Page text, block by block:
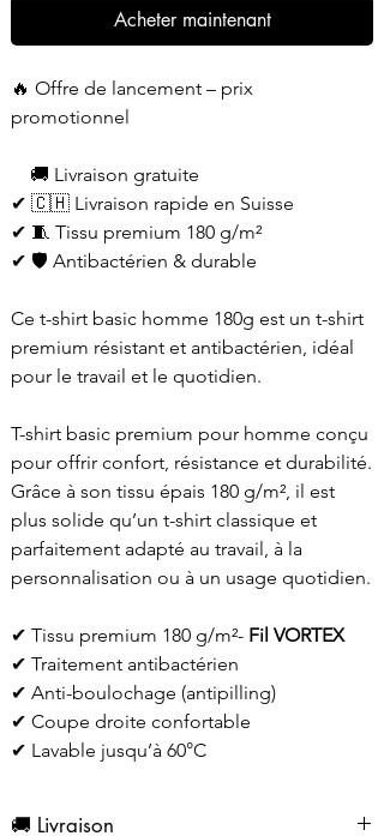
Acheter maintenant
🔥 Offre de lancement – prix
promotionnel
🚚 Livraison gratuite
✔ 🇨🇭 Livraison rapide en Suisse
✔ 🧵 Tissu premium 180 g/m²
✔ 🛡 Antibactérien & durable
Ce t-shirt basic homme 180g est un t-shirt
premium résistant et antibactérien, idéal
pour le travail et le quotidien.
T-shirt basic premium pour homme conçu
pour offrir confort, résistance et durabilité.
Grâce à son tissu épais 180 g/m², il est
plus solide qu’un t-shirt classique et
parfaitement adapté au travail, à la
personnalisation ou à un usage quotidien.
✔ Tissu premium 180 g/m²- Fil VORTEX
✔ Traitement antibactérien
✔ Anti-boulochage (antipilling)
✔ Coupe droite confortable
✔ Lavable jusqu’à 60°C
🚚 Livraison